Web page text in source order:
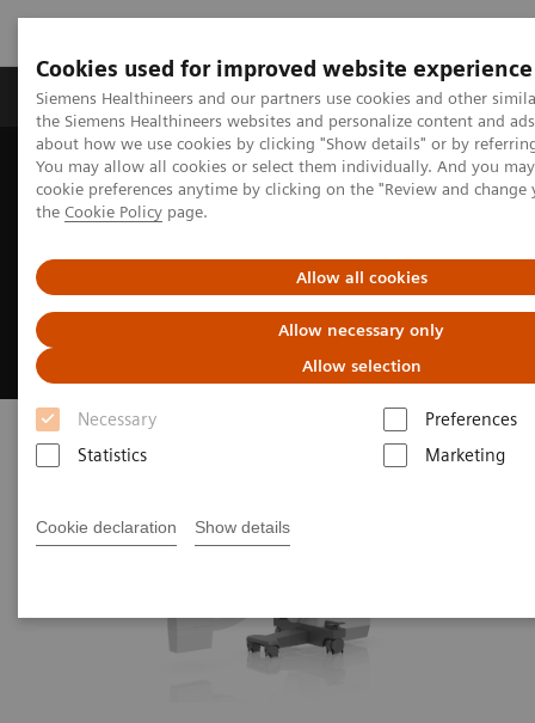
Cookies used for improved website experience
Siemens Healthineers and our partners use cookies and other
the Siemens Healthineers websites and personalize content and
about how we use cookies by clicking "Show details" or by
You may allow all cookies or select them individually. And you
cookie preferences anytime by clicking on the "Review and
the Cookie Policy page.
Allow all cookies
Allow necessary only
Allow selection
Necessary
Preferences
Statistics
Marketing
Cookie declaration Show details
製品＆サービス サポート情報 Insights
ホーム
画像診断・治療装置
外科用X線撮影装置 Surgery System
Cアーム Cios Select FD
Cios Select FD
FD搭載モバイルCアームイメージングシステム